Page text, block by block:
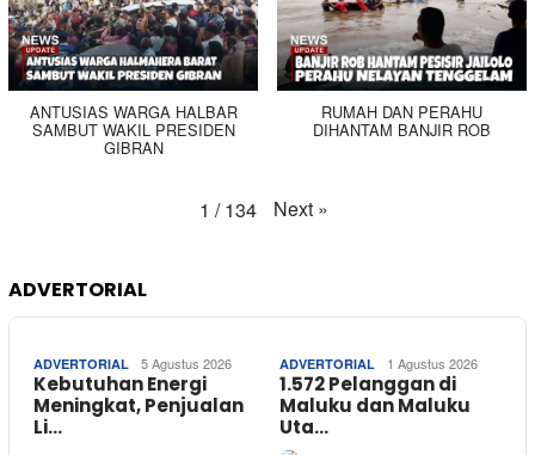
ANTUSIAS WARGA HALBAR
SAMBUT WAKIL PRESIDEN
GIBRAN
RUMAH DAN PERAHU
DIHANTAM BANJIR ROB
1 / 134 Next »
ADVERTORIAL
ADVERTORIAL 5 Agustus 2026
Kebutuhan Energi
Meningkat, Penjualan
Li…
ADVERTORIAL 1 Agustus 2026
1.572 Pelanggan di
Maluku dan Maluku
Uta…